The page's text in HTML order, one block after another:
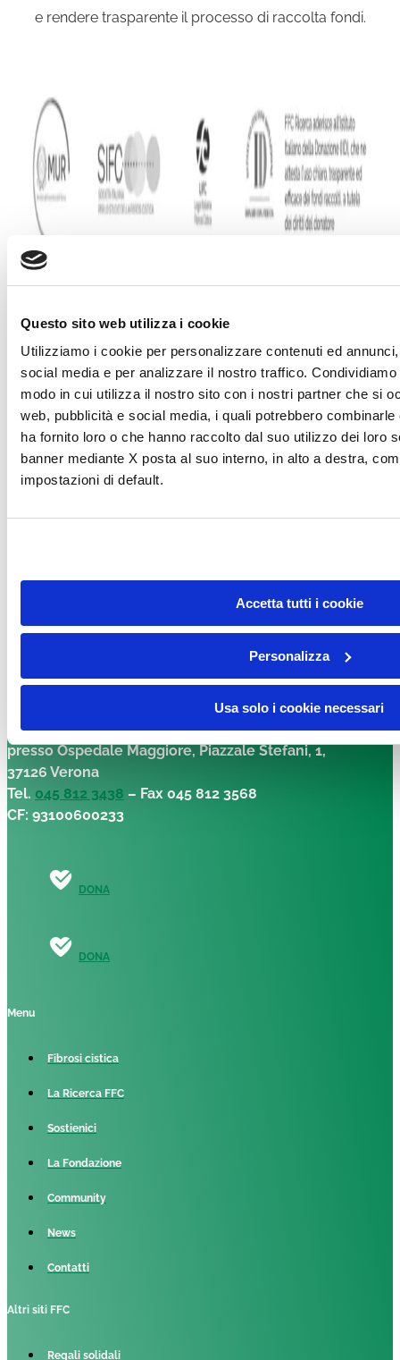
Questo sito web utilizza i cookie
Utilizziamo i cookie per personalizzare contenuti ed
social media e per analizzare il nostro traffico.
modo in cui utilizza il nostro sito con i nostri partner che si
web, pubblicità e social media, i quali potrebbero
ha fornito loro o che hanno raccolto dal suo utilizzo dei loro
banner mediante X posta al suo interno, in alto a destra,
impostazioni di default.
Accetta tutti i cookie
Personalizza
Usa solo i cookie necessari
e rendere trasparente il processo di raccolta fondi.
Facebook-f Instagram LinkedinYoutube Tiktok
Fondazione per la Ricerca sulla Fibrosi Cistica – ETS
presso Ospedale Maggiore, Piazzale Stefani, 1,
37126 Verona
Tel. 045 812 3438 – Fax 045 812 3568
CF: 93100600233
DONA
DONA
Menu
Fibrosi cistica
La Ricerca FFC
Sostienici
La Fondazione
Community
News
Contatti
Altri siti FFC
Regali solidali